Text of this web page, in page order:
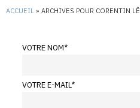
ACCUEIL » ARCHIVES POUR CORENTIN LÊ
VOTRE NOM*
VOTRE E-MAIL*